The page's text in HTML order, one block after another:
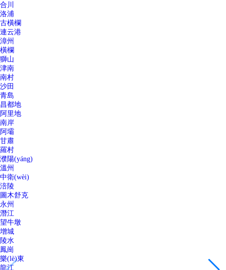
合川
洛浦
古橫欄
連云港
漳州
橫欄
獅山
津南
南村
沙田
青島
昌都地
阿里地
南岸
阿壩
甘肅
羅村
濮陽(yáng)
溫州
中衛(wèi)
涪陵
圖木舒克
永州
潛江
望牛墩
增城
陵水
鳳崗
樂(lè)東
龍江